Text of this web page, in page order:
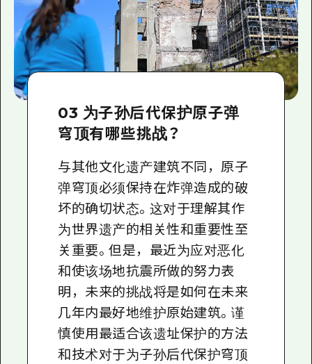
03 为子孙后代保护原子弹
穹顶有哪些挑战？
与其他文化遗产建筑不同，原子
弹穹顶必须保持在炸弹造成的破
坏的确切状态。这对于理解其作
为世界遗产的相关性和重要性至
关重要。但是，最近为应对恶化
和使该场地抗震所做的努力表
明，未来的挑战将是如何在未来
几年内最好地维护原始建筑。谨
慎使用最适合该遗址保护的方法
和技术对于为子孙后代保护穹顶